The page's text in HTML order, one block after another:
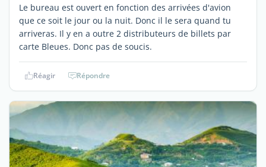
Le bureau est ouvert en fonction des arrivées d'avion
que ce soit le jour ou la nuit. Donc il le sera quand tu
arriveras. Il y en a outre 2 distributeurs de billets par
carte Bleues. Donc pas de soucis.
Réagir Répondre